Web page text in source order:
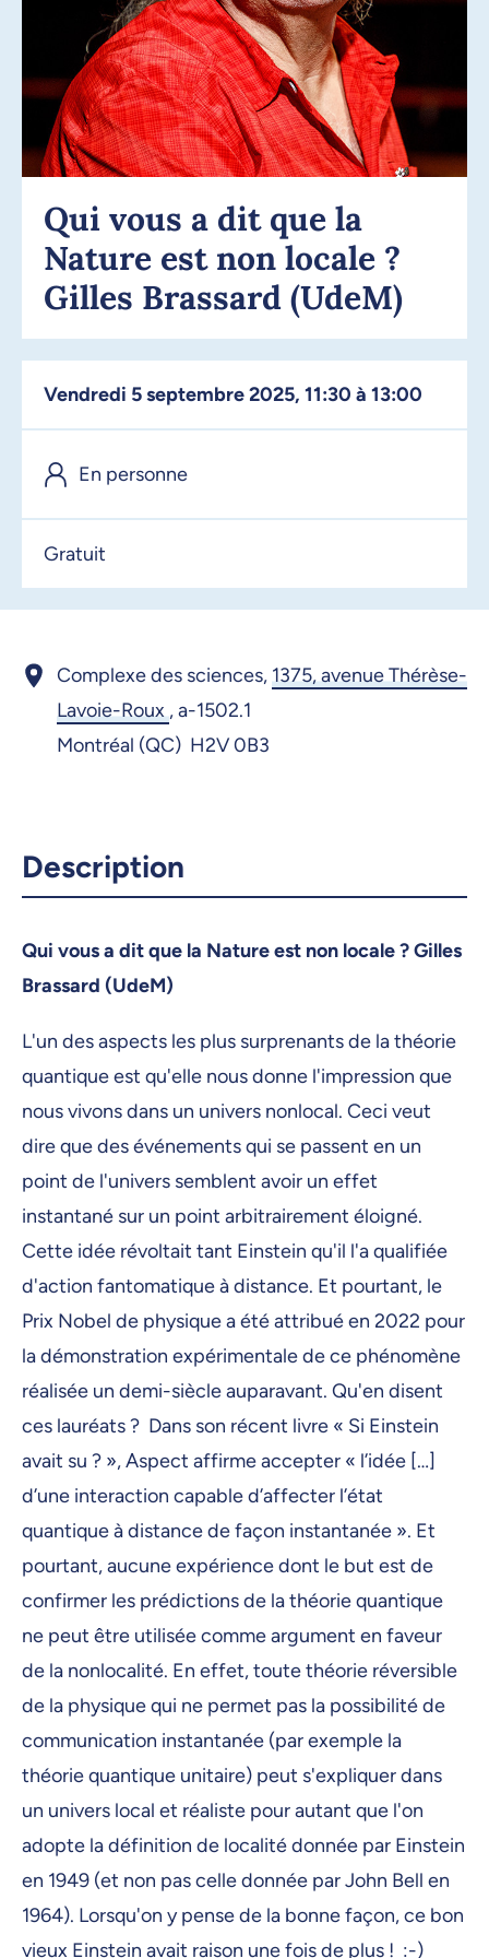
Qui vous a dit que la
Nature est non locale ?
Gilles Brassard (UdeM)
vendredi 5 septembre 2025, 11:30 à 13:00
En personne
Gratuit
Complexe des sciences, 1375, avenue Thérèse-
Lavoie-Roux ,a-1502.1
Montréal (QC) H2V 0B3
Description
Qui vous a dit que la Nature est non locale ? Gilles
Brassard (UdeM)
L'un des aspects les plus surprenants de la théorie
quantique est qu'elle nous donne l'impression que
nous vivons dans un univers nonlocal. Ceci veut
dire que des événements qui se passent en un
point de l'univers semblent avoir un effet
instantané sur un point arbitrairement éloigné.
Cette idée révoltait tant Einstein qu'il l'a qualifiée
d'action fantomatique à distance. Et pourtant, le
Prix Nobel de physique a été attribué en 2022 pour
la démonstration expérimentale de ce phénomène
réalisée un demi-siècle auparavant. Qu'en disent
ces lauréats ? Dans son récent livre « Si Einstein
avait su ? », Aspect affirme accepter « l’idée […]
d’une interaction capable d’affecter l’état
quantique à distance de façon instantanée ». Et
pourtant, aucune expérience dont le but est de
confirmer les prédictions de la théorie quantique
ne peut être utilisée comme argument en faveur
de la nonlocalité. En effet, toute théorie réversible
de la physique qui ne permet pas la possibilité de
communication instantanée (par exemple la
théorie quantique unitaire) peut s'expliquer dans
un univers local et réaliste pour autant que l'on
adopte la définition de localité donnée par Einstein
en 1949 (et non pas celle donnée par John Bell en
1964). Lorsqu'on y pense de la bonne façon, ce bon
vieux Einstein avait raison une fois de plus ! :-)